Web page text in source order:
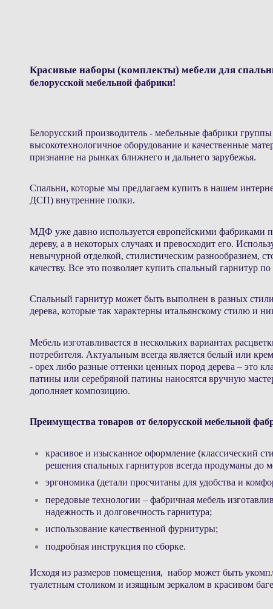
Красивые наборы (комплекты) мебели для
белорусской мебельной фабрики!
Белорусский производитель - мебельные фабрики
высокотехнологичное оборудование и качественные
признание на рынках ближнего и дальнего зарубежья.
Спальни, которые мы предлагаем купить в нашем
ДСП) внутренние полки.
МДФ уже давно используется европейскими фабриками
дереву, а в некоторых случаях и превосходит его.
невычурной отделкой, стилистическим разнообразием,
качеству. Все это позволяет купить спальный гарнитур
Спальный гарнитур может быть выполнен в разных
дерева, которые так характерны итальянскому стилю и
Мебель изготавливается в нескольких вариантах
потребителя. Актуальным всегда является белый или
- орех либо разные оттенки ценных пород дерева – это
патины или серебряной патины наносятся вручную
дополняет композицию.
Преимущества товаров от белорусской мебельной
красивое и изысканное оформление (классический
решения спальных гарнитуров всегда продуманы до
эргономика (детали просчитаны для удобства и
передовые технологии – фабричная мебель
надежность и долговечность гарнитура;
использование качественной фурнитуры;
подробная инструкция по сборке.
Исходя из размеров помещения, набор может быть
туалетным столиком и изящным зеркалом в красивом